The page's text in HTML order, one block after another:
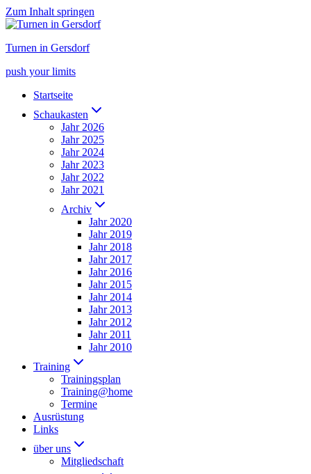
Zum Inhalt springen
Turnen in Gersdorf
push your limits
Startseite
Schaukasten
Jahr 2026
Jahr 2025
Jahr 2024
Jahr 2023
Jahr 2022
Jahr 2021
Archiv
Jahr 2020
Jahr 2019
Jahr 2018
Jahr 2017
Jahr 2016
Jahr 2015
Jahr 2014
Jahr 2013
Jahr 2012
Jahr 2011
Jahr 2010
Training
Trainingsplan
Training@home
Termine
Ausrüstung
Links
über uns
Mitgliedschaft